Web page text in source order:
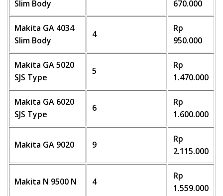
Slim Body
670.000
Makita GA 4034
Slim Body
4
Rp
950.000
Makita GA 5020
SJS Type
5
Rp
1.470.000
Makita GA 6020
SJS Type
6
Rp
1.600.000
Makita GA 9020 9
Rp
2.115.000
Makita N 9500 N 4
Rp
1.559.000